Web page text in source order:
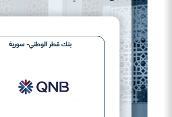
بنك قطر الوطني- سورية